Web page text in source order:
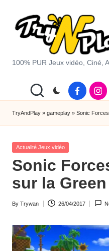
T
y
A
d
P
la
y.
c
o
100% PUR Jeux vidéo, Ciné,
Facebook
TryAndPlay » gameplay » Sonic
Posted
Actualité Jeux vidéo
Sonic
sur la
Posted
By Trywan 26/04/2017